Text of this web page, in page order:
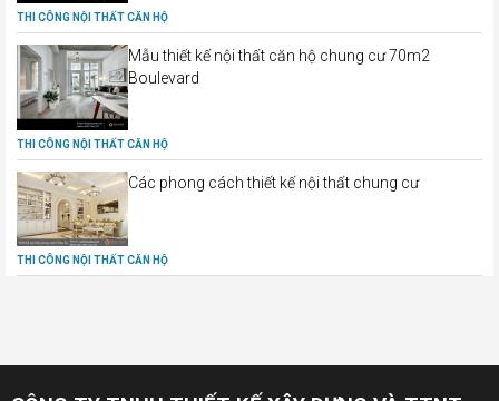
THI CÔNG NỘI THẤT CĂN HỘ
Mẫu thiết kế nội thất căn hộ chung cư 70m2
Boulevard
THI CÔNG NỘI THẤT CĂN HỘ
Các phong cách thiết kế nội thất chung cư
THI CÔNG NỘI THẤT CĂN HỘ